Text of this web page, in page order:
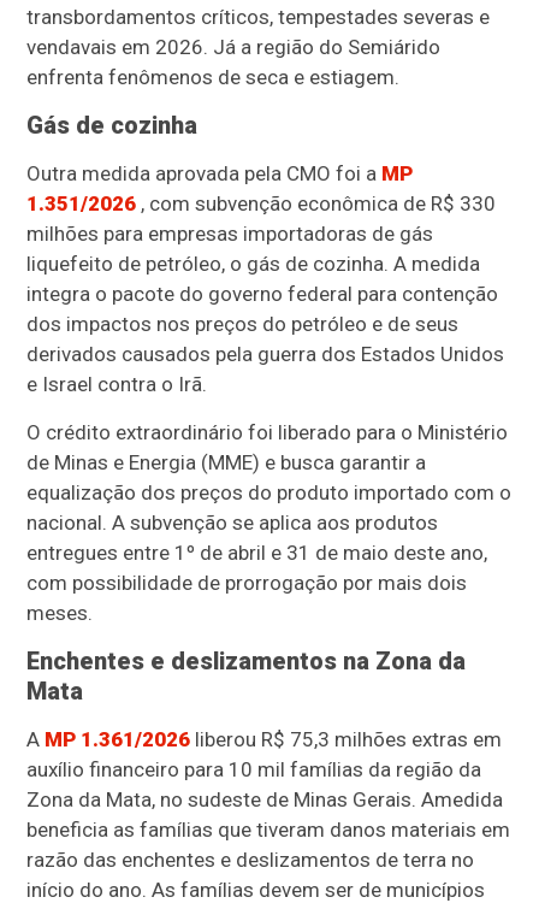
transbordamentos críticos, tempestades severas e
vendavais em 2026. Já a região do Semiárido
enfrenta fenômenos de seca e estiagem.
Gás de cozinha
Outra medida aprovada pela CMO foi a MP
1.351/2026 , com subvenção econômica de R$ 330
milhões para empresas importadoras de gás
liquefeito de petróleo, o gás de cozinha. A medida
integra o pacote do governo federal para contenção
dos impactos nos preços do petróleo e de seus
derivados causados pela guerra dos Estados Unidos
e Israel contra o Irã.
O crédito extraordinário foi liberado para o Ministério
de Minas e Energia (MME) e busca garantir a
equalização dos preços do produto importado com o
nacional. A subvenção se aplica aos produtos
entregues entre 1º de abril e 31 de maio deste ano,
com possibilidade de prorrogação por mais dois
meses.
Enchentes e deslizamentos na Zona da
Mata
A MP 1.361/2026 liberou R$ 75,3 milhões extras em
auxílio financeiro para 10 mil famílias da região da
Zona da Mata, no sudeste de Minas Gerais. Amedida
beneficia as famílias que tiveram danos materiais em
razão das enchentes e deslizamentos de terra no
início do ano. As famílias devem ser de municípios